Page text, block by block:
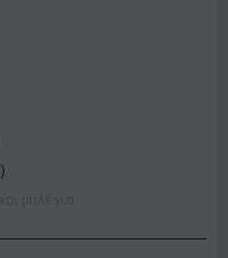
)